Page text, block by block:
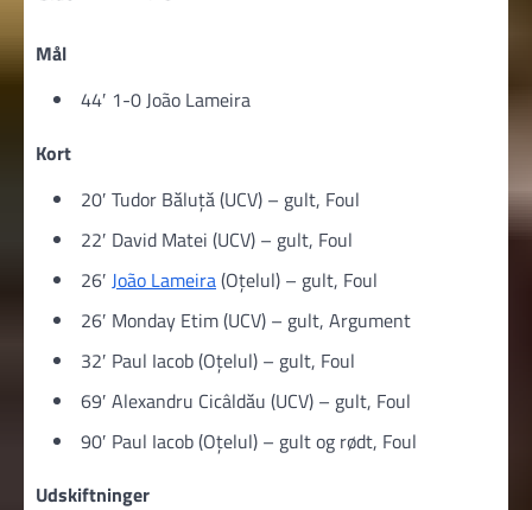
Mål
44′ 1-0 João Lameira
Kort
20′ Tudor Băluță (UCV) – gult, Foul
22′ David Matei (UCV) – gult, Foul
26′ João Lameira(Oțelul) – gult, Foul
26′ Monday Etim (UCV) – gult, Argument
32′ Paul Iacob (Oțelul) – gult, Foul
69′ Alexandru Cicâldău (UCV) – gult, Foul
90′ Paul Iacob (Oțelul) – gult og rødt, Foul
Udskiftninger